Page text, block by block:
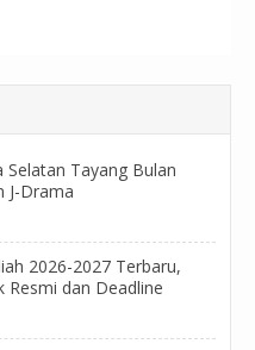
Tayang Bulan
J-Drama
2026-2027 Terbaru,
Resmi dan Deadline